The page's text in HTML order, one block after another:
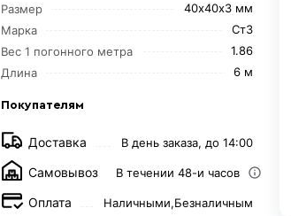
Размер
40х40х3 мм
Марка
Ст3
Вес 1 погонного метра
1.86
Длина
6 м
Покупателям
Доставка В день заказа, до 14:00
Самовывоз В течении 48-и часов
Оплата Наличными,Безналичным